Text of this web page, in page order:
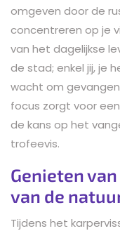
omgeven door de
concentreren op je
van het dagelijkse
de stad; enkel jij, je
wacht om
focus zorgt voor
de kans op het
trofeevis.
Genieten
van de
Tijdens het